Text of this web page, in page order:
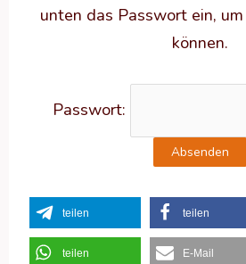
unten das Passwort ein,
können.
Passwort:
teilen teilen
teilen E-Mail